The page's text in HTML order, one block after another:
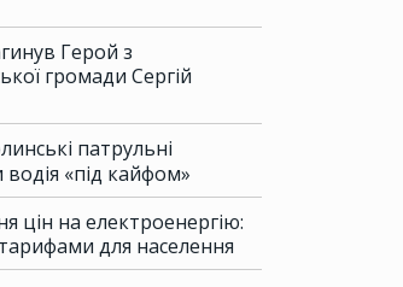
Герой з
громади Сергій
патрульні
«під кайфом»
цін на електроенергію:
для населення